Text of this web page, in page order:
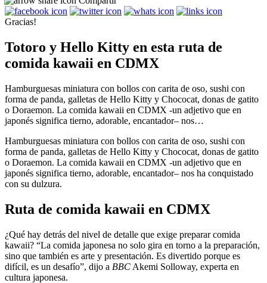
Gracias!
Totoro y Hello Kitty en esta ruta de
comida kawaii en CDMX
Hamburguesas miniatura con bollos con carita de oso, sushi con
forma de panda, galletas de Hello Kitty y Chococat, donas de gatito
o Doraemon. La comida kawaii en CDMX -un adjetivo que en
japonés significa tierno, adorable, encantador– nos…
Hamburguesas miniatura con bollos con carita de oso, sushi con
forma de panda, galletas de Hello Kitty y Chococat, donas de gatito
o Doraemon. La comida kawaii en CDMX -un adjetivo que en
japonés significa tierno, adorable, encantador– nos ha conquistado
con su dulzura.
Ruta de comida kawaii en CDMX
¿Qué hay detrás del nivel de detalle que exige preparar comida
kawaii? “La comida japonesa no solo gira en torno a la preparación,
sino que también es arte y presentación. Es divertido porque es
difícil, es un desafío”, dijo a BBC Akemi Solloway, experta en
cultura japonesa.